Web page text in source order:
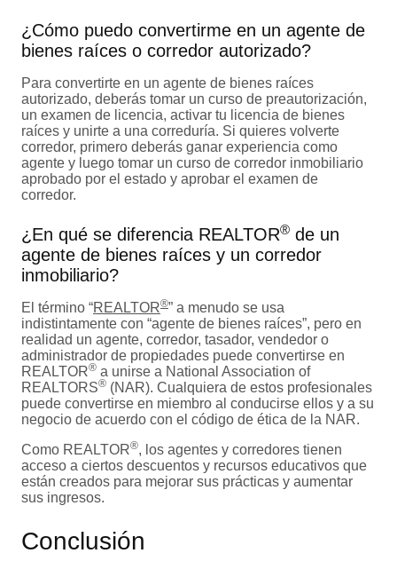
¿Cómo puedo convertirme en un agente de
bienes raíces o corredor autorizado?
Para convertirte en un agente de bienes raíces
autorizado, deberás tomar un curso de preautorización,
un examen de licencia, activar tu licencia de bienes
raíces y unirte a una correduría. Si quieres volverte
corredor, primero deberás ganar experiencia como
agente y luego tomar un curso de corredor inmobiliario
aprobado por el estado y aprobar el examen de
corredor.
¿En qué se diferencia REALTOR® de un
agente de bienes raíces y un corredor
inmobiliario?
El término “REALTOR®” a menudo se usa
indistintamente con “agente de bienes raíces”, pero en
realidad un agente, corredor, tasador, vendedor o
administrador de propiedades puede convertirse en
REALTOR® a unirse a National Association of
REALTORS® (NAR). Cualquiera de estos profesionales
puede convertirse en miembro al conducirse ellos y a su
negocio de acuerdo con el código de ética de la NAR.
Como REALTOR®, los agentes y corredores tienen
acceso a ciertos descuentos y recursos educativos que
están creados para mejorar sus prácticas y aumentar
sus ingresos.
Conclusión